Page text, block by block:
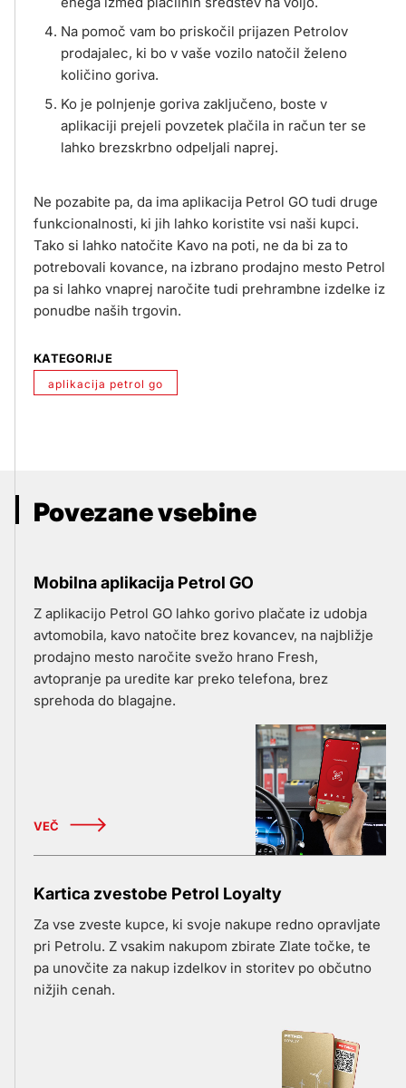
Na pomoč vam bo priskočil prijazen Petrolov
prodajalec, ki bo v vaše vozilo natočil želeno
količino goriva.
Ko je polnjenje goriva zaključeno, boste v
aplikaciji prejeli povzetek plačila in račun ter se
lahko brezskrbno odpeljali naprej.
Ne pozabite pa, da ima aplikacija Petrol GO tudi druge
funkcionalnosti, ki jih lahko koristite vsi naši kupci.
Tako si lahko natočite Kavo na poti, ne da bi za to
potrebovali kovance, na izbrano prodajno mesto Petrol
pa si lahko vnaprej naročite tudi prehrambne izdelke iz
ponudbe naših trgovin.
KATEGORIJE
aplikacija petrol go
Povezane vsebine
Mobilna aplikacija Petrol GO
Z aplikacijo Petrol GO lahko gorivo plačate iz udobja
avtomobila, kavo natočite brez kovancev, na najbližje
prodajno mesto naročite svežo hrano Fresh,
avtopranje pa uredite kar preko telefona, brez
sprehoda do blagajne.
VEČ
Kartica zvestobe Petrol Loyalty
Za vse zveste kupce, ki svoje nakupe redno opravljate
pri Petrolu. Z vsakim nakupom zbirate Zlate točke, te
pa unovčite za nakup izdelkov in storitev po občutno
nižjih cenah.